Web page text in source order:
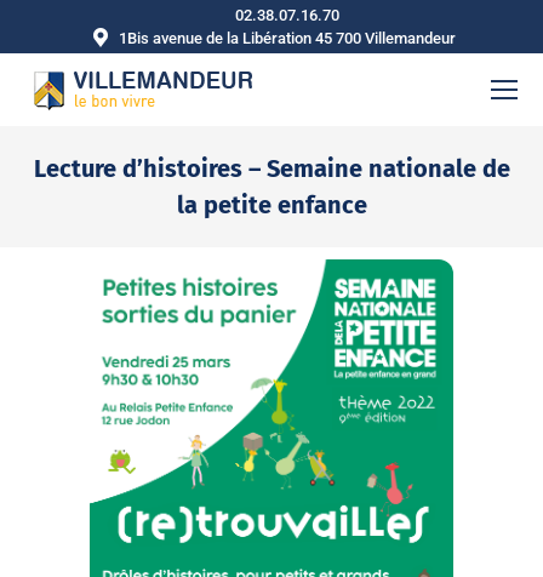
02.38.07.16.70
1Bis avenue de la Libération 45 700 Villemandeur
Lecture d’histoires – Semaine nationale de
la petite enfance